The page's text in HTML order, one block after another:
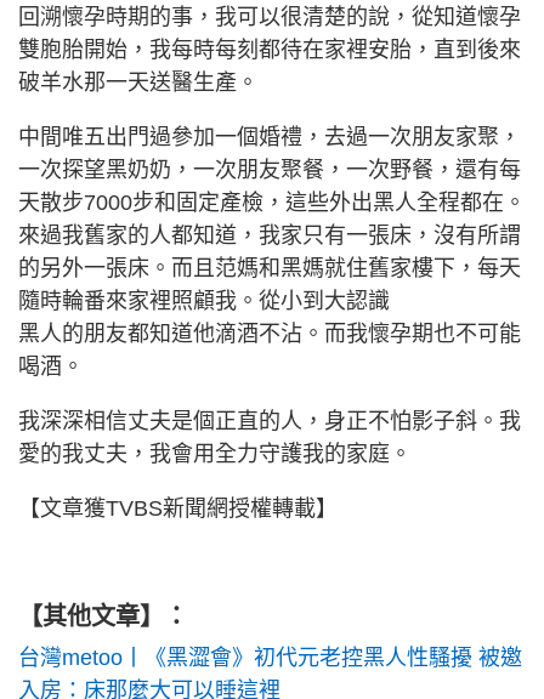
回溯懷孕時期的事，我可以很清楚的說，從知道懷孕
雙胞胎開始，我每時每刻都待在家裡安胎，直到後來
破羊水那一天送醫生產。
中間唯五出門過參加一個婚禮，去過一次朋友家聚，
一次探望黑奶奶，一次朋友聚餐，一次野餐，還有每
天散步7000步和固定產檢，這些外出黑人全程都在。
來過我舊家的人都知道，我家只有一張床，沒有所謂
的另外一張床。而且范媽和黑媽就住舊家樓下，每天
隨時輪番來家裡照顧我。從小到大認識
黑人的朋友都知道他滴酒不沾。而我懷孕期也不可能
喝酒。
我深深相信丈夫是個正直的人，身正不怕影子斜。我
愛的我丈夫，我會用全力守護我的家庭。
【文章獲TVBS新聞網授權轉載】
【其他文章】：
台灣metoo丨《黑澀會》初代元老控黑人性騷擾 被邀
入房：床那麼大可以睡這裡